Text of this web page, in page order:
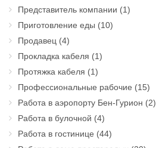
Представитель компании (1)
Приготовление еды (10)
Продавец (4)
Прокладка кабеля (1)
Протяжка кабеля (1)
Профессиональные рабочие (15)
Работа в аэропорту Бен-Гурион (2)
Работа в булочной (4)
Работа в гостинице (44)